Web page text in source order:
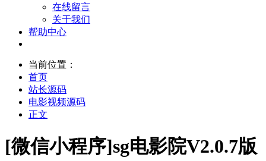
在线留言
关于我们
帮助中心
当前位置：
首页
站长源码
电影视频源码
正文
[微信小程序]sg电影院V2.0.7版